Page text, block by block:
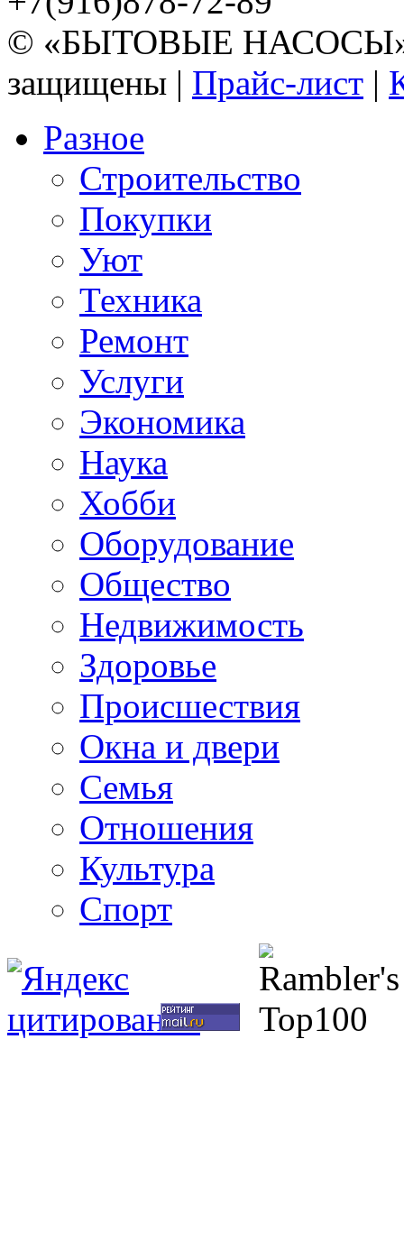
© «БЫТОВЫЕ НАСОСЫ»
защищены | Прайс-лист |
Разное
Строительство
Покупки
Уют
Техника
Ремонт
Услуги
Экономика
Наука
Хобби
Оборудование
Общество
Недвижимость
Здоровье
Происшествия
Окна и двери
Семья
Отношения
Культура
Спорт